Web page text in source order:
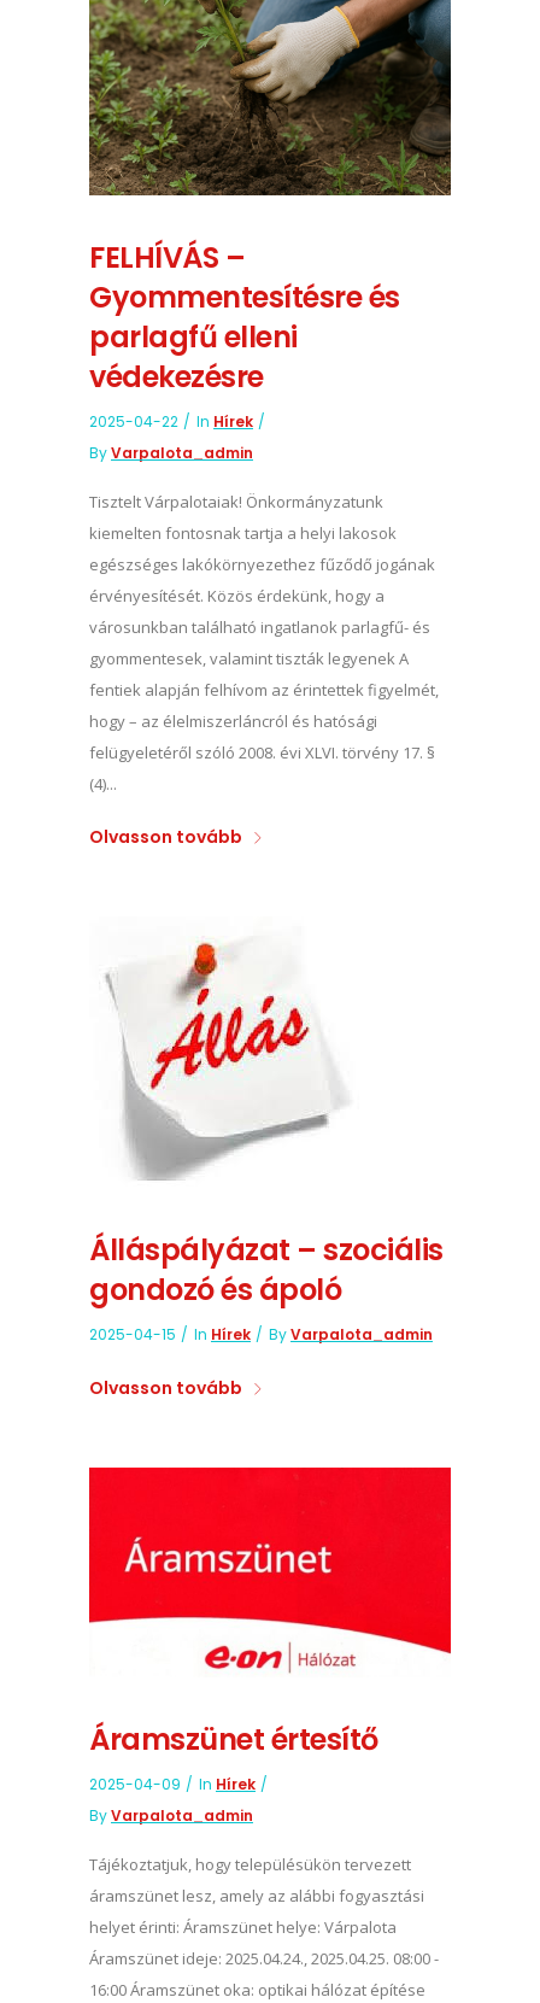
FELHÍVÁS –
Gyommentesítésre és
parlagfű elleni
védekezésre
2025-04-22 In Hírek
ByVarpalota_admin
Tisztelt Várpalotaiak! Önkormányzatunk
kiemelten fontosnak tartja a helyi lakosok
egészséges lakókörnyezethez fűződő jogának
érvényesítését. Közös érdekünk, hogy a
városunkban található ingatlanok parlagfű- és
gyommentesek, valamint tiszták legyenek A
fentiek alapján felhívom az érintettek figyelmét,
hogy – az élelmiszerláncról és hatósági
felügyeletéről szóló 2008. évi XLVI. törvény 17. §
(4)...
Olvasson tovább
Álláspályázat – szociális
gondozó és ápoló
2025-04-15 In Hírek ByVarpalota_admin
Olvasson tovább
Áramszünet értesítő
2025-04-09 In Hírek
ByVarpalota_admin
Tájékoztatjuk, hogy településükön tervezett
áramszünet lesz, amely az alábbi fogyasztási
helyet érinti: Áramszünet helye: Várpalota
Áramszünet ideje: 2025.04.24., 2025.04.25. 08:00 -
16:00 Áramszünet oka: optikai hálózat építése